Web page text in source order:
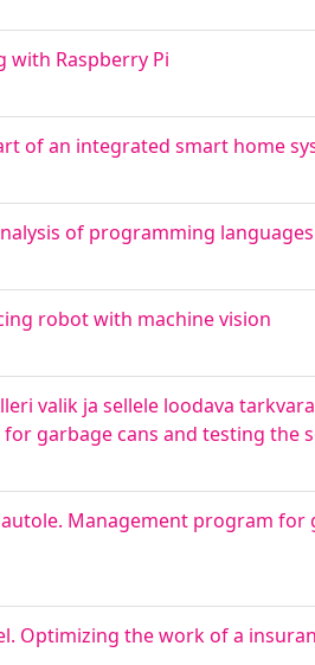
with Raspberry Pi
of an integrated smart home
of programming languages
robot with machine vision
valik ja sellele loodava
garbage cans and testing the
Management program for
Optimizing the work of a